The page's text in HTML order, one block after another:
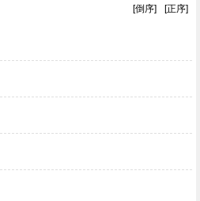
[正序]
[倒序]